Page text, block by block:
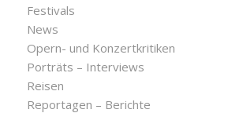
Festivals
News
Opern- und Konzertkritiken
Porträts – Interviews
Reisen
Reportagen – Berichte